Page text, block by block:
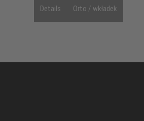
Details Orto / wkładek